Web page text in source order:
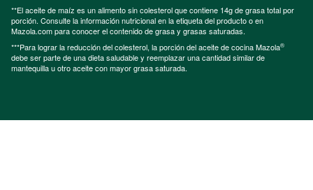
**El aceite de maíz es un alimento sin colesterol que contiene 14g de grasa total por
porción. Consulte la información nutricional en la etiqueta del producto o en
Mazola.com para conocer el contenido de grasa y grasas saturadas.
***Para lograr la reducción del colesterol, la porción del aceite de cocina Mazola®
debe ser parte de una dieta saludable y reemplazar una cantidad similar de
mantequilla u otro aceite con mayor grasa saturada.